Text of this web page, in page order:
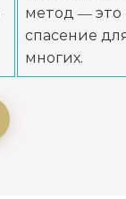
метод — это
спасение
многих.